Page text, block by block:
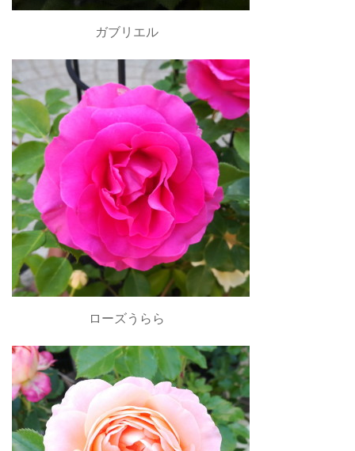
ガブリエル
ローズうらら